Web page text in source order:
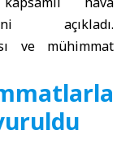
açıkladı.
ve mühimmat